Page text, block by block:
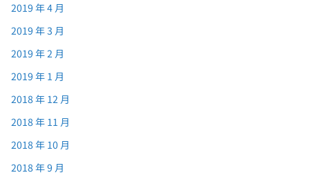
2019 年 4 月
2019 年 3 月
2019 年 2 月
2019 年 1 月
2018 年 12 月
2018 年 11 月
2018 年 10 月
2018 年 9 月